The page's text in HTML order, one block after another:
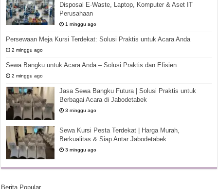
Disposal E-Waste, Laptop, Komputer & Aset IT
Perusahaan
1 minggu ago
Persewaan Meja Kursi Terdekat: Solusi Praktis untuk Acara Anda
2 minggu ago
Sewa Bangku untuk Acara Anda – Solusi Praktis dan Efisien
2 minggu ago
Jasa Sewa Bangku Futura | Solusi Praktis untuk
Berbagai Acara di Jabodetabek
3 minggu ago
Sewa Kursi Pesta Terdekat | Harga Murah,
Berkualitas & Siap Antar Jabodetabek
3 minggu ago
Berita Popular